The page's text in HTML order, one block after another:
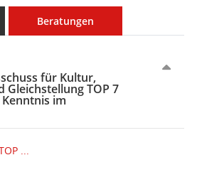
Beratungen
für Kultur,
Gleichstellung TOP 7
im
...